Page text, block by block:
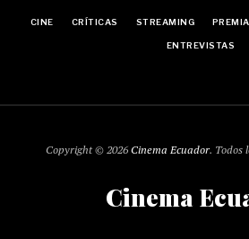
CINE CRÍTICAS STREAMING
ENTREVISTAS
Copyright © 2026Cinema Ecuador. Todos
Cinema